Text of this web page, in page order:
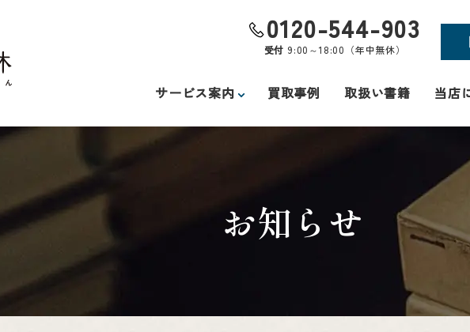
サービス案内 買取事例 取扱い書籍 当店
0120-544-903
受付 9:00～18:00（年中無休）
お知らせ